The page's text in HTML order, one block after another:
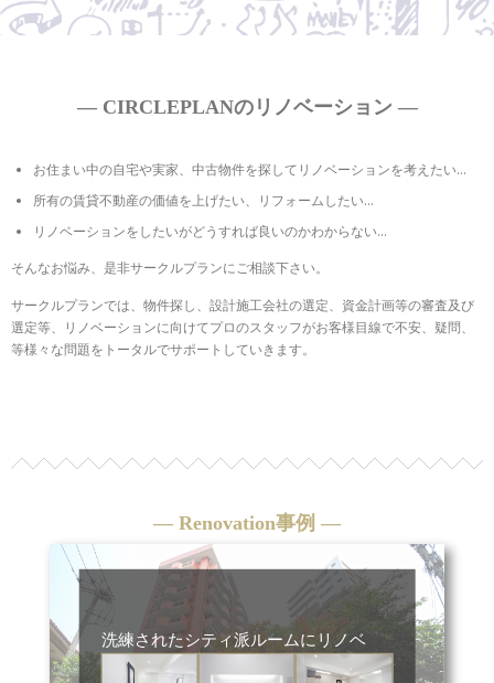
― CIRCLEPLANのリノベーション ―
お住まい中の自宅や実家、中古物件を探してリノベーションを考えたい…
所有の賃貸不動産の価値を上げたい、リフォームしたい…
リノベーションをしたいがどうすれば良いのかわからない…
そんなお悩み、是非サークルプランにご相談下さい。
サークルプランでは、物件探し、設計施工会社の選定、資金計画等の審査及び
選定等、リノベーションに向けてプロのスタッフがお客様目線で不安、疑問、
等様々な問題をトータルでサポートしていきます。
― Renovation事例 ―
洗練されたシティ派ルームにリノベ